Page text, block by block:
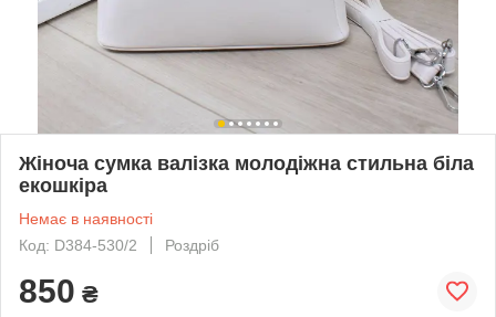
Жіноча сумка валізка молодіжна стильна біла
екошкіра
Немає в наявності
Код: D384-530/2
Роздріб
850 ₴